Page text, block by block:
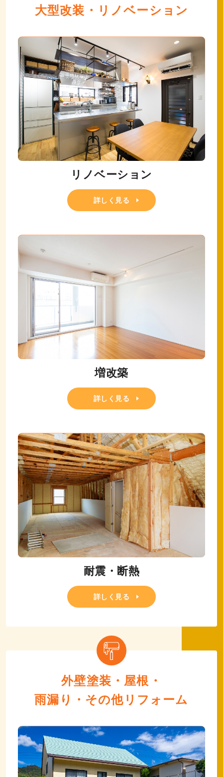
大型改装・リノベーション
リノベーション
詳しく見る
増改築
詳しく見る
耐震・断熱
詳しく見る
外壁塗装・屋根・
雨漏り・その他リフォーム